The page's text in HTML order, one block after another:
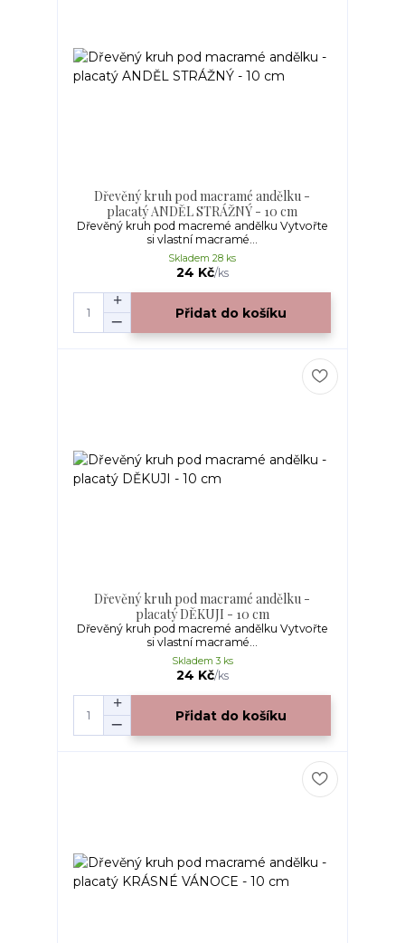
Dřevěný kruh pod macramé andělku -
placatý ANDĚL STRÁŽNÝ - 10 cm
Dřevěný kruh pod macremé andělku Vytvořte
si vlastní macramé...
24 Kč/ks
Skladem 28 ks
Přidat do košíku
Dřevěný kruh pod macramé andělku -
placatý DĚKUJI - 10 cm
Dřevěný kruh pod macremé andělku Vytvořte
si vlastní macramé...
24 Kč/ks
Skladem 3 ks
Přidat do košíku